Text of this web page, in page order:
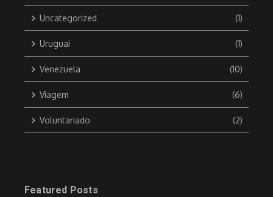
Uncategorized (1)
Uruguai (1)
Venezuela (10)
Viagem (6)
Voluntariado (2)
Featured Posts